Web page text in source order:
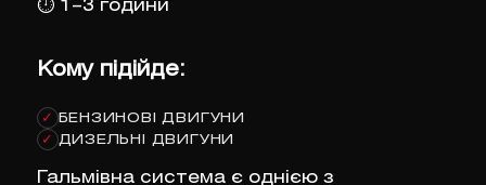
⏱ 1–3 години
Кому підійде:
✓ БЕНЗИНОВІ ДВИГУНИ
✓ ДИЗЕЛЬНІ ДВИГУНИ
Гальмівна система є однією з